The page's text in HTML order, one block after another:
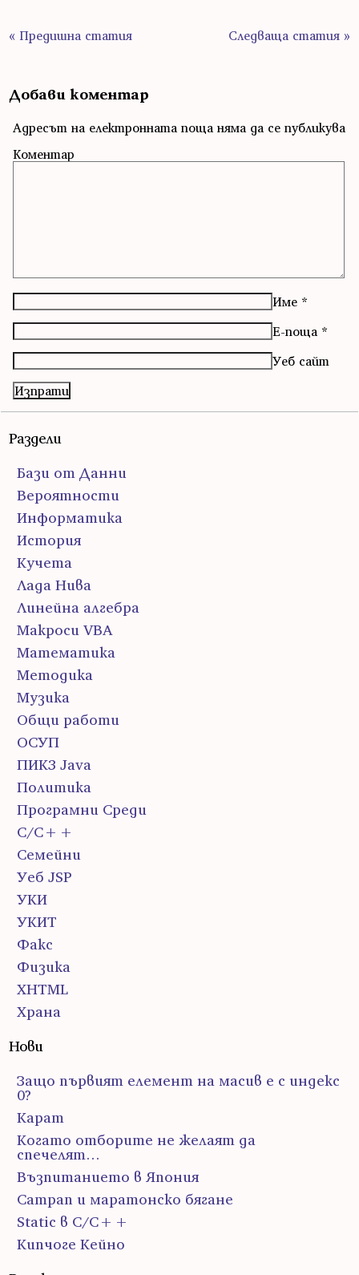
« Предишна статия Следваща статия »
Добави коментар
Адресът на електронната поща няма да се публикува
Коментар
Име *
Е-поща *
Уеб сайт
Раздели
Бази от Данни
Вероятности
Информатика
История
Кучета
Лада Нива
Линейна алгебра
Макроси VBA
Математика
Методика
Музика
Общи работи
ОСУП
ПИК3 Java
Политика
Програмни Среди
С/С++
Семейни
Уеб JSP
УКИ
УКИТ
Факс
Физика
ХHTML
Храна
Нови
Защо първият елемент на масив е с индекс
0?
Карат
Когато отборите не желаят да
спечелят…
Възпитанието в Япония
Сатрап и маратонско бягане
Static в C/C++
Кипчоге Кейно